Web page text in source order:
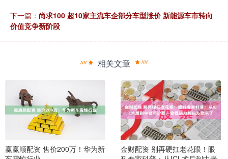
下一篇： 尚求100 超10家主流车企部分车型涨价 新能源车市转向
价值竞争新阶段
相关文章
赢赢顺配资 售价200万！华为新
金财配资 别再硬扛老花眼！眼